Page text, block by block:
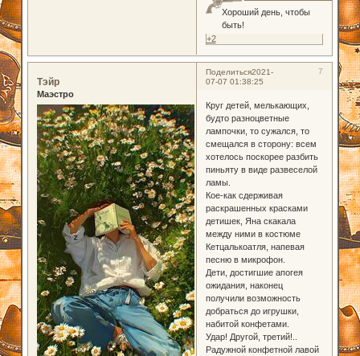
Хороший день, чтобы
быть!
+2
Поделиться 7
2021-
07-07 01:38:25
Тэйр
Маэстро
Круг детей, мелькающих,
будто разноцветные
лампочки, то сужался, то
смещался в сторону: всем
хотелось поскорее разбить
пиньяту в виде развеселой
ламы.
Кое-как сдерживая
раскрашенных красками
детишек, Яна скакала
между ними в костюме
Кетцалькоатля, напевая
песню в микрофон.
Дети, достигшие апогея
ожидания, наконец
получили возможность
добраться до игрушки,
набитой конфетами.
Удар! Другой, третий!..
Радужной конфетной лавой